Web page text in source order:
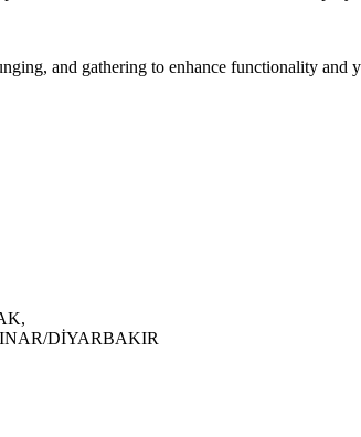
and gathering to enhance functionality and
DİYARBAKIR